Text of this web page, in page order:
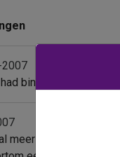
binnen 20 minuten
meer als een jaar en